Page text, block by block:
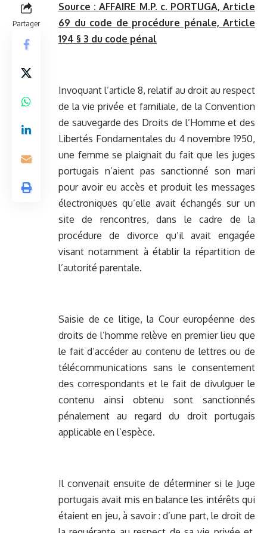
Partager
Source :AFFAIRE M.P. c. PORTUGA, Article
69 du code de procédure pénale, Article
194 § 3 du code pénal
Invoquant l’article 8, relatif au droit au respect
de la vie privée et familiale, de la Convention
de sauvegarde des Droits de l’Homme et des
Libertés Fondamentales du 4 novembre 1950,
une femme se plaignait du fait que les juges
portugais n’aient pas sanctionné son mari
pour avoir eu accès et produit les messages
électroniques qu’elle avait échangés sur un
site de rencontres, dans le cadre de la
procédure de divorce qu’il avait engagée
visant notamment à établir la répartition de
l’autorité parentale.
Saisie de ce litige, la Cour européenne des
droits de l’homme relève en premier lieu que
le fait d’accéder au contenu de lettres ou de
télécommunications sans le consentement
des correspondants et le fait de divulguer le
contenu ainsi obtenu sont sanctionnés
pénalement au regard du droit portugais
applicable en l’espèce.
Il convenait ensuite de déterminer si le Juge
portugais avait mis en balance les intérêts qui
étaient en jeu, à savoir : d’une part, le droit de